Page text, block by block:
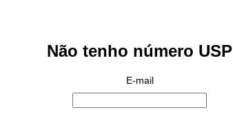
Não tenho número USP
E-mail